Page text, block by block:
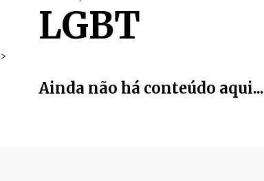
LGBT
>
Ainda não há conteúdo aqui...